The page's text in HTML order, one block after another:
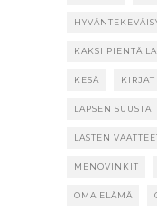
KAKSI PIENTÄ
KESÄ KIRJAT
LAPSEN SUUSTA
LASTEN
MENOVINKIT
OMA ELÄMÄ